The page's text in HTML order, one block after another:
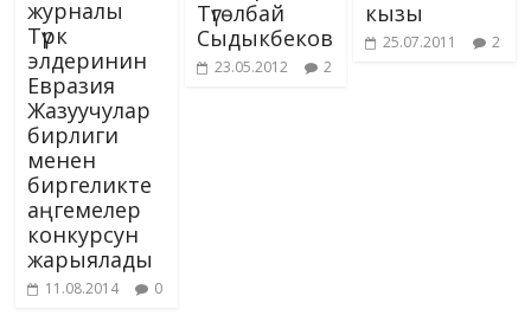
журналы
Түрк
элдеринин
Евразия
Жазуучулар
бирлиги
менен
биргеликте
аңгемелер
конкурсун
жарыялады
11.08.2014 0
Түгөлбай
Сыдыкбеков
23.05.2012 2
кызы
25.07.2011 2